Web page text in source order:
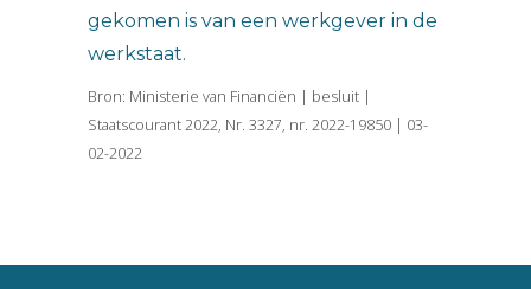
gekomen is van een werkgever in de
werkstaat.
Bron: Ministerie van Financiën | besluit |
Staatscourant 2022, Nr. 3327, nr. 2022-19850 | 03-
02-2022